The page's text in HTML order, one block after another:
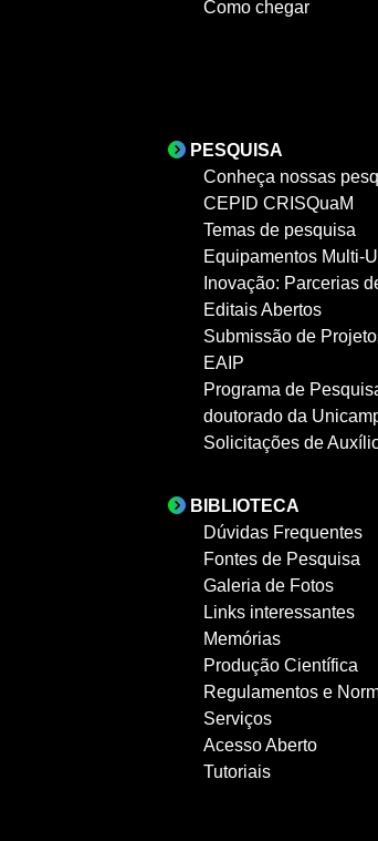
Como chegar
PESQUISA
Conheça nossas
CEPID CRISQuaM
Temas de pesquisa
Equipamentos Multi-
Inovação: Parcerias
Editais Abertos
Submissão de
EAIP
Programa de
doutorado da
Solicitações de
BIBLIOTECA
Dúvidas Frequentes
Fontes de Pesquisa
Galeria de Fotos
Links interessantes
Memórias
Produção Científica
Regulamentos e
Serviços
Acesso Aberto
Tutoriais